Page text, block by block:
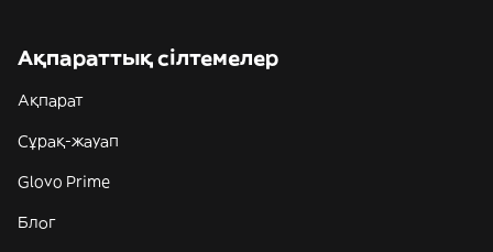
Ақпараттық сілтемелер
Ақпарат
Сұрақ-жауап
Glovo Prime
Блог